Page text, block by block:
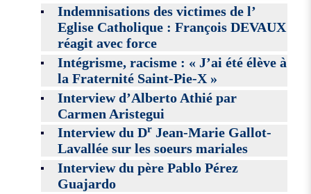
Indemnisations des victimes de l’
Eglise Catholique : François DEVAUX
réagit avec force
Intégrisme, racisme : « J’ai été élève à
la Fraternité Saint-Pie-X »
Interview d’Alberto Athié par
Carmen Aristegui
Interview du Dr Jean-Marie Gallot-
Lavallée sur les soeurs mariales
Interview du père Pablo Pérez
Guajardo